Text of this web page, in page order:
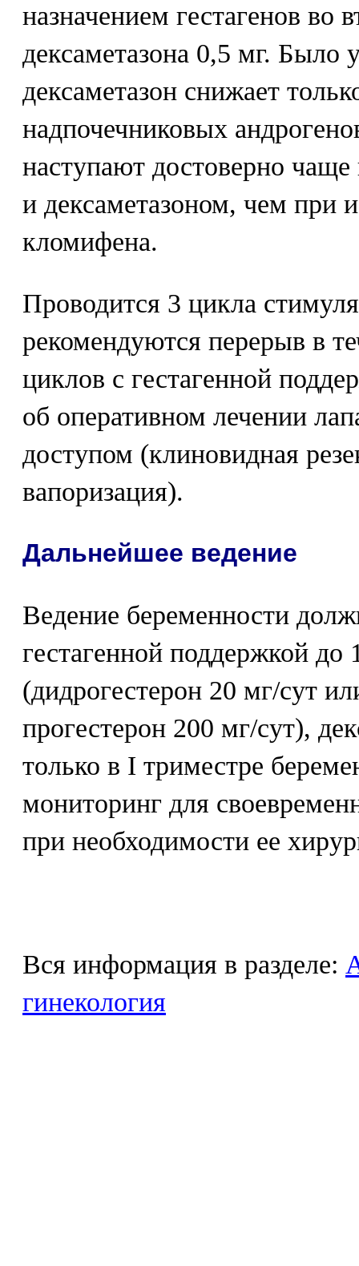
назначением гестагенов во
дексаметазона 0,5 мг. Было
дексаметазон снижает
надпочечниковых
наступают достоверно
и дексаметазоном, чем при
кломифена.
Проводится 3 цикла
рекомендуются перерыв в
циклов с гестагенной
об оперативном лечении
доступом (клиновидная
вапоризация).
Дальнейшее ведение
Ведение беременности
гестагенной поддержкой до
(дидрогестерон 20 мг/сут
прогестерон 200 мг/сут),
только в I триместре
мониторинг для
при необходимости ее
Вся информация в разделе:
гинекология